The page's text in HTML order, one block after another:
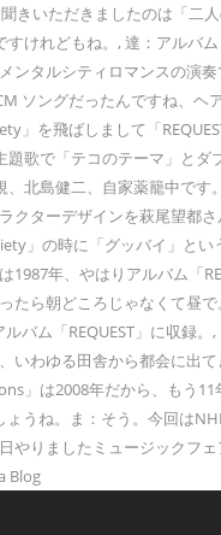
きいただきましたのは「二
けれどもね。, 達：アルバ
ンタルシティロマンスの演
ソングだったんですね、ヘ
」を飛ばしまして「
歌で「テコのテーマ」とダ
北島健二、自家薬籠中です
クターデザインを萩尾望都
」の時に「グッバイ」とい
年、やはりアルバム「
たら朝どころじゃなくて昼
バム「REQUEST」に収録
わゆる田舎から都会に出て
」は2008年だから、もう
うね。ま：そう。今回は
やりましたミュージックフ
Blog